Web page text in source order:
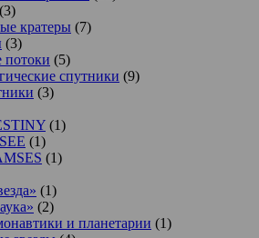
(3)
кратеры (7)
(3)
потоки (5)
спутники (9)
(3)
(1)
(1)
(1)
(1)
(2)
и планетарии (1)